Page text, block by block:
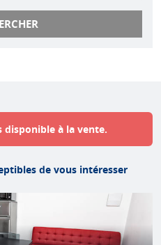
disponible à la vente.
de vous intéresser